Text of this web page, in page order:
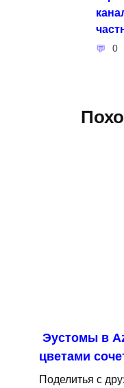
0
Эустомы в
цветами
Поделитья с